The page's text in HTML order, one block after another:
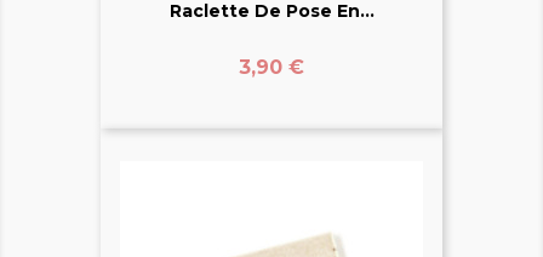
Raclette De Pose En...
Prix
3,90 €